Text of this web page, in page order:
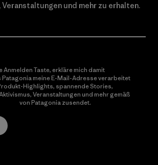
und mehr zu erhalten.
Anmelden Taste, erkläre mich damit
meine E-Mail-Adresse verarbeitet
Highlights, spannende Stories,
Veranstaltungen und mehr gemäß
von Patagonia zusendet.